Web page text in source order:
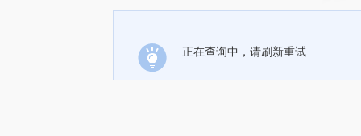
正在查询中，请刷新重试